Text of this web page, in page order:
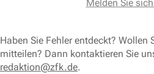
Melden Sie
Haben Sie Fehler entdeckt? Wollen
mitteilen? Dann kontaktieren Sie
redaktion@zfk.de.